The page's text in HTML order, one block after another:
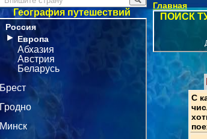
География путешествий
Россия
► Европа
Абхазия
Австрия
Беларусь
Брест
Гродно
Минск
Главная
ПОИСК
С